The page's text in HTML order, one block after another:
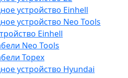
устройство Einhell
устройство Neo Tools
Einhell
Neo Tools
Topex
устройство Hyundai